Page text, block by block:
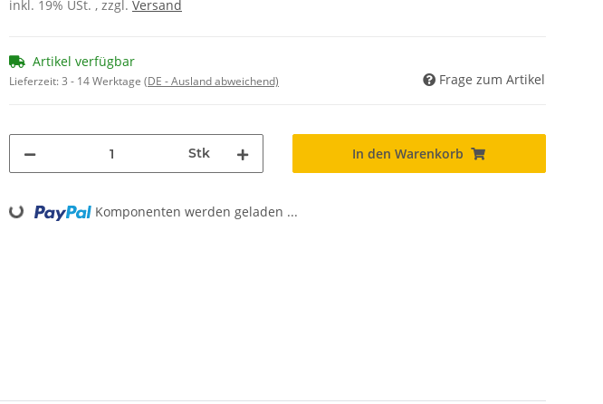
inkl. 19% USt. , zzgl. Versand
Artikel verfügbar
Lieferzeit:3 - 14 Werktage (DE - Ausland abweichend) Frage zum Artikel
Stk In den Warenkorb
Loading... Komponenten werden geladen ...